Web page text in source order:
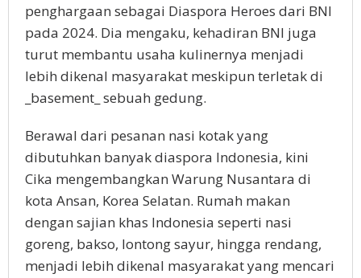
penghargaan sebagai Diaspora Heroes dari BNI
pada 2024. Dia mengaku, kehadiran BNI juga
turut membantu usaha kulinernya menjadi
lebih dikenal masyarakat meskipun terletak di
_basement_ sebuah gedung.
Berawal dari pesanan nasi kotak yang
dibutuhkan banyak diaspora Indonesia, kini
Cika mengembangkan Warung Nusantara di
kota Ansan, Korea Selatan. Rumah makan
dengan sajian khas Indonesia seperti nasi
goreng, bakso, lontong sayur, hingga rendang,
menjadi lebih dikenal masyarakat yang mencari